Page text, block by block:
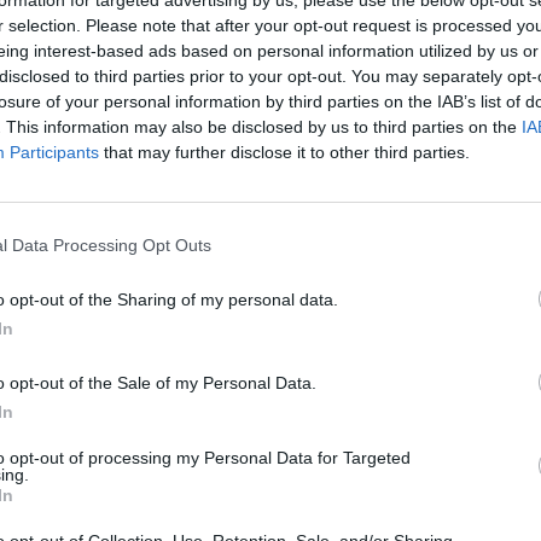
selection. Please note that after your opt-out request is processed
interest-based ads based on personal information utilized by us
to third parties prior to your opt-out. You may separately
of your personal information by third parties on the IAB’s list of
This information may also be disclosed by us to third parties on the
Participants that may further disclose it to other third parties.
Data Processing Opt Outs
opt-out of the Sharing of my personal data.
opt-out of the Sale of my Personal Data.
opt-out of processing my Personal Data for Targeted
και διακριτή τη θέση και τη σχέση της
ορθό.
"Λακωνική Επικαιρότητα" μας λέει
εύρος της Σπάρτης, μας καθιστά μέρος
μια κοινωνία που δεν στηρίζει τους
ψυχής και πνεύματος να στηρίξει έστω τους
το κόκκαλο αντιλαμβάνεσαι ότι, τελικά,
νυστέρι” της σύγχρονης πολιτικής.
σήμερα;) ότι έχει μόνο μια δυνατότητα...
Έχετε γνώση των προβλημάτων που την
για να πολιτευτείτε στη Λακωνία;